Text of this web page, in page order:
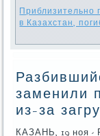
Приблизительно
в Казахстан,
заменили
из-за
КАЗАНЬ, 19 нοя -